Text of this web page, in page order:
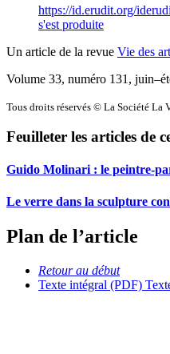
https://id.erudit.org/
s'est produite
Un article de la revue Vie des
Volume 33, numéro 131,
Tous droits réservés © La Société La
Feuilleter les articles de
Guido Molinari : le peintre-
Le verre dans la sculpture
Plan de l’article
Retour au début
Texte intégral (PDF)